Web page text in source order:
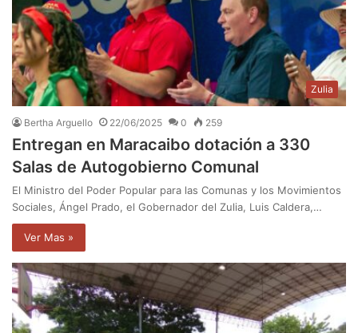
Zulia
Bertha Arguello 22/06/2025 0 259
Entregan en Maracaibo dotación a 330
Salas de Autogobierno Comunal
El Ministro del Poder Popular para las Comunas y los Movimientos
Sociales, Ángel Prado, el Gobernador del Zulia, Luis Caldera,…
Ver Mas »